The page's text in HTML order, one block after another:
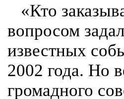
«Кто
вопросом
известных
2002 года. Но
громадного